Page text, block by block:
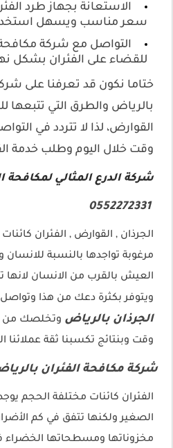
الاستعانة بجهاز طرد
سعر مناسب ويسهل
التواصل مع شركة
للقضاء على الفئران بشكل
ختاما نكون قد تعرفنا على
بالرياض والطرق التي تتبعها
القوارض، لذا لا تتردد في
وقت خلال اليوم وطلب خدمة
شركة الدرع المثالي لمكافحة
0552272331
الجرذان , القوارض , الفئران
مرغوبة تواجدها بالنسبة
العيش بالقرب من الانسان
ويتوفر بكثرة دعك من هذا
الجرذان بالرياض وتخلصك من
وقت وبنتائج تكسبنا ثقة عملائنا
شركة مكافحة الفئران
الفئران كائنات مختلفة الحجم
الصغير ولكنها تتفق في كم
مخزوناتها ومسطحاتها